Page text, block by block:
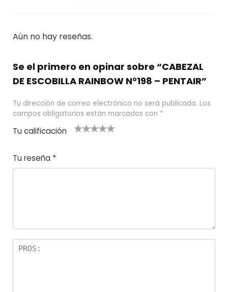
Aún no hay reseñas.
Se el primero en opinar sobre “CABEZAL
DE ESCOBILLA RAINBOW N°198 – PENTAIR”
Tu dirección de correo electrónico no será publicada. Los
campos obligatorios están marcados con *
Tu calificación
e
el
5
las
s
Tu reseña *